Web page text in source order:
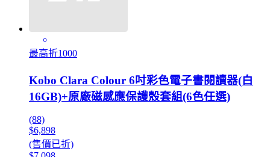
最高折1000
Kobo Clara Colour 6吋彩色電子書閱讀器(白
16GB)+原廠磁感應保護殼套組(6色任選)
(88)
$6,898
(售價已折)